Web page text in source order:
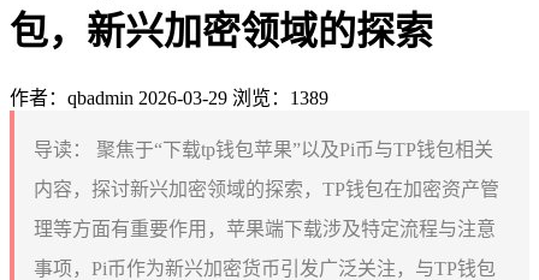
包，新兴加密领域的探索
作者：qbadmin 2026-03-29 浏览：1389
导读：
聚焦于“下载tp钱包苹果”以及Pi币与TP钱包相关
内容，探讨新兴加密领域的探索，TP钱包在加密资产管
理等方面有重要作用，苹果端下载涉及特定流程与注意
事项，Pi币作为新兴加密货币引发广泛关注，与TP钱包